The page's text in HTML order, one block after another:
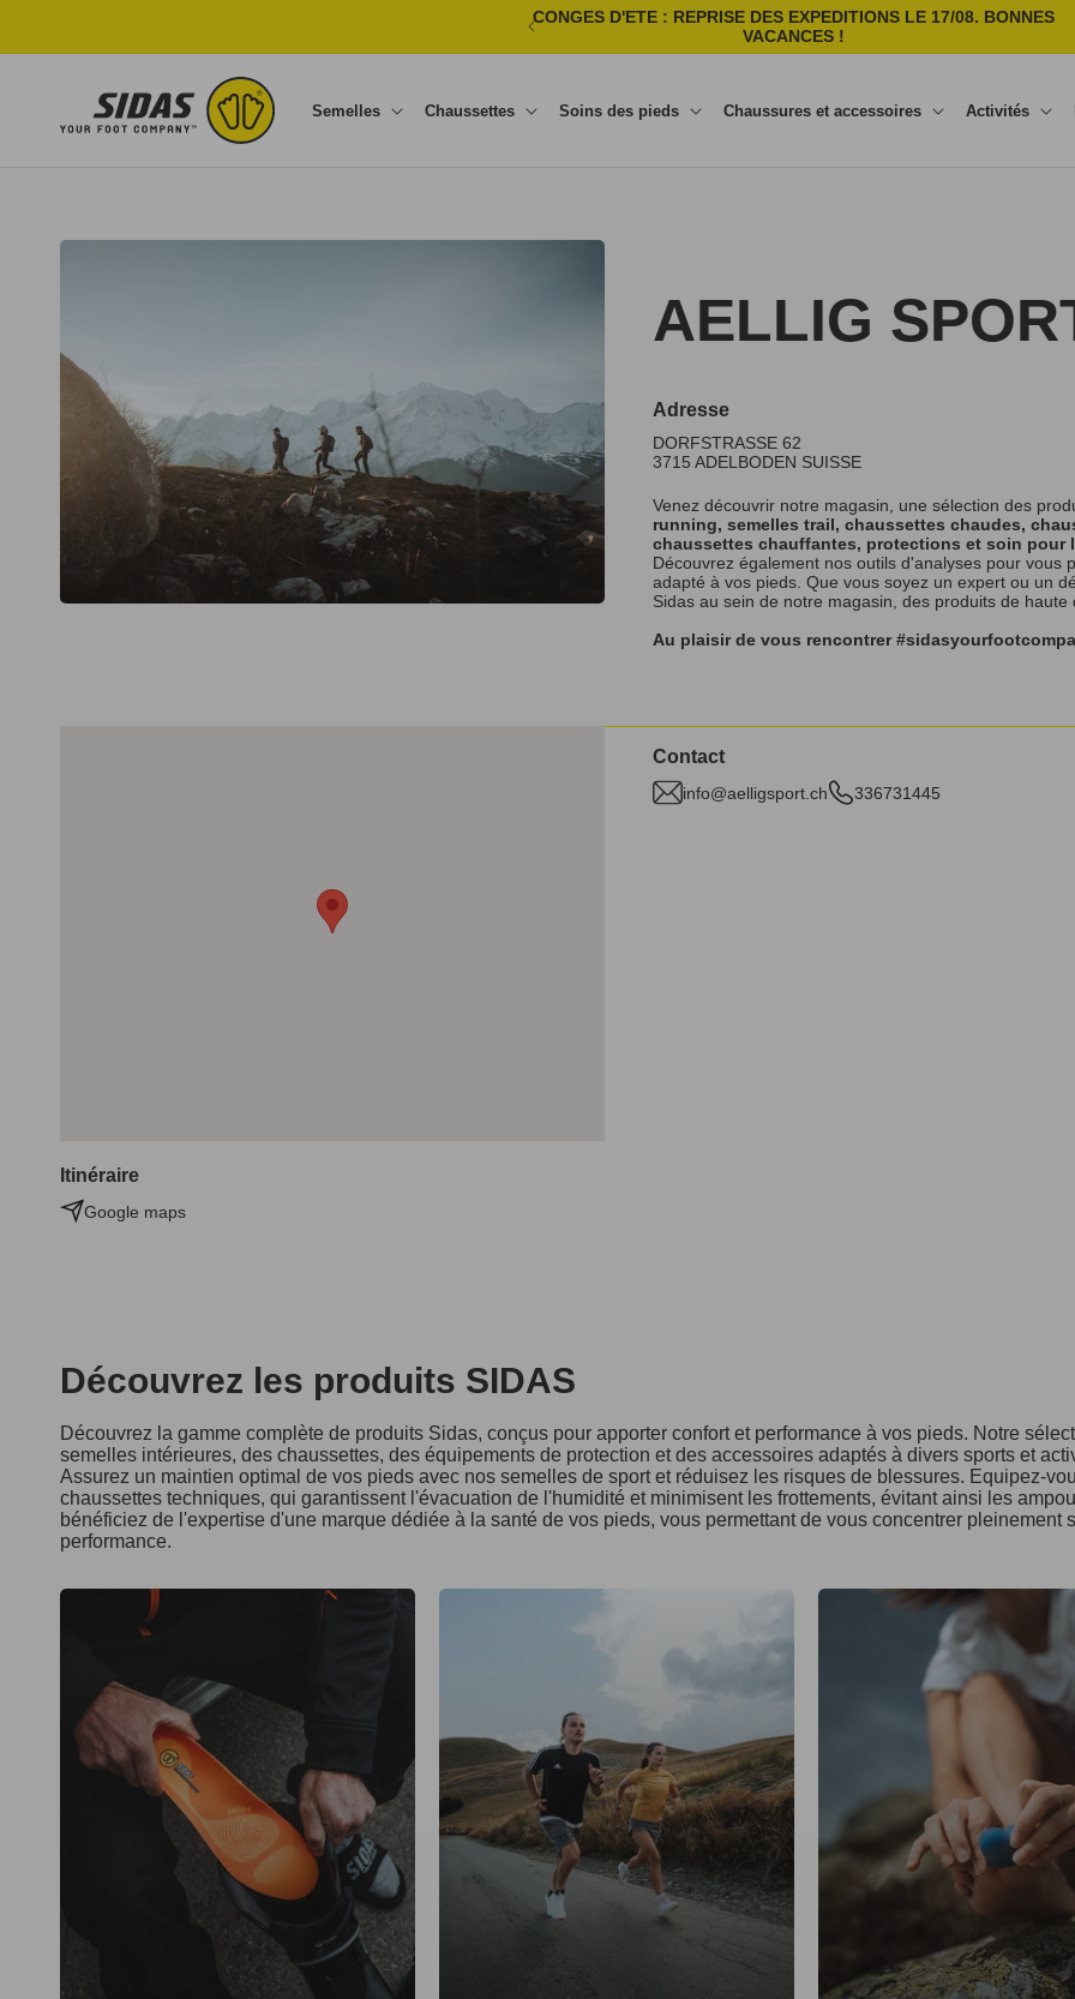
CONGES D'ETE : REPRISE DES EXPEDITIONS LE 17/08. BONNES
VACANCES !
Semelles Chaussettes Soins des pieds Chaussures et accessoires Activités
AELLIG
Adresse
DORFSTRASSE 62
3715 ADELBODEN SUISSE
Venez découvrir notre magasin, une sélection des
running, semelles trail, chaussettes chaudes,
chaussettes chauffantes, protections et soin pour
Découvrez également nos outils d'analyses pour
adapté à vos pieds. Que vous soyez un expert ou un
Sidas au sein de notre magasin, des produits de
Au plaisir de vous rencontrer
Itinéraire
Google maps
Contact
info@aelligsport.ch 336731445
Découvrez les produits SIDAS
Découvrez la gamme complète de produits Sidas, conçus pour apporter confort et performance à vos pieds. Notre
semelles intérieures, des chaussettes, des équipements de protection et des accessoires adaptés à divers sports et
Assurez un maintien optimal de vos pieds avec nos semelles de sport et réduisez les risques de blessures. Equipez-
chaussettes techniques, qui garantissent l'évacuation de l'humidité et minimisent les frottements, évitant ainsi les
bénéficiez de l'expertise d'une marque dédiée à la santé de vos pieds, vous permettant de vous concentrer pleinement
performance.